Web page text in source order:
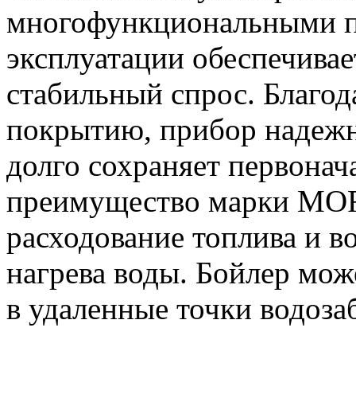
многофункциональными
эксплуатации
стабильный спрос.
покрытию, прибор
долго сохраняет
преимущество марки
расходование топлива и
нагрева воды. Бойлер
в удаленные точки